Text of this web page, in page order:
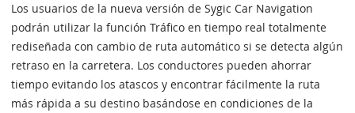
Los usuarios de la nueva versión de Sygic Car Navigation
podrán utilizar la función Tráfico en tiempo real totalmente
rediseñada con cambio de ruta automático si se detecta algún
retraso en la carretera. Los conductores pueden ahorrar
tiempo evitando los atascos y encontrar fácilmente la ruta
más rápida a su destino basándose en condiciones de la